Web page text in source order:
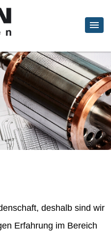
deshalb sind wir
Erfahrung im Bereich